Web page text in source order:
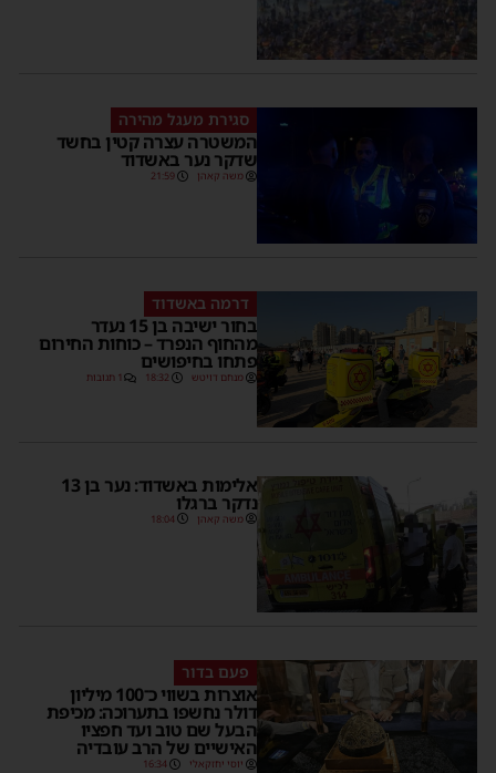
סגירת מעגל מהירה
המשטרה עצרה קטין בחשד
שדקר נער באשדוד
משה קאהן 21:59
דרמה באשדוד
בחור ישיבה בן 15 נעדר
מהחוף הנפרד – כוחות החירום
פתחו בחיפושים
מנחם דויטש 18:32 1 תגובות
אלימות באשדוד: נער בן 13
נדקר ברגלו
משה קאהן 18:04
פעם בדור
אוצרות בשווי כ־100 מיליון
דולר נחשפו בתערוכה: מכיפת
הבעל שם טוב ועד חפציו
האישיים של הרב עובדיה
יוסי יחזקאלי 16:34